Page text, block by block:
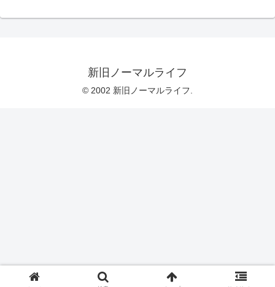
新旧ノーマルライフ
© 2002 新旧ノーマルライフ.